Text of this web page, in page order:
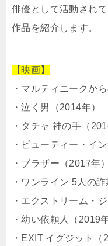
俳優として活動され
作品を紹介します。
【映画】
・マルティニークか
・泣く男（2014年）
・タチャ 神の手（
・ビューティー・イ
・ブラザー（2017年）
・ワンライン 5人の
・エクストリーム・
・幼い依頼人（2019年
・EXIT イグジット（